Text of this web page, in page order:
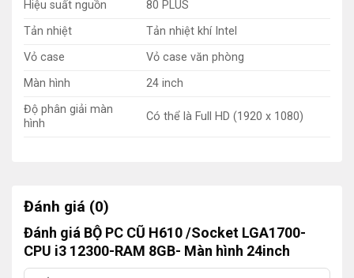
Hiệu suất nguồn
80 PLUS
Tản nhiệt
Tản nhiệt khí Intel
Vỏ case
Vỏ case văn phòng
Màn hình
24 inch
Độ phân giải màn
hình
Có thể là Full HD (1920 x 1080)
Đánh giá (0)
Đánh giá BỘ PC CŨ H610 /Socket LGA1700-
CPU i3 12300-RAM 8GB- Màn hình 24inch